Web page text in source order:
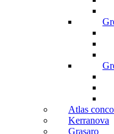
Atlas
Kerranova
Grasaro